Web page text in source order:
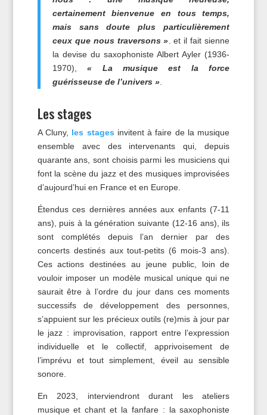
certainement bienvenue en tous temps,
mais sans doute plus particulièrement
ceux que nous traversons » . et il fait sienne
la devise du saxophoniste Albert Ayler (1936-
1970),« La musique est la force
guérisseuse de l’univers ».
Les stages
A Cluny, les stages invitent à faire de la musique
ensemble avec des intervenants qui, depuis
quarante ans, sont choisis parmi les musiciens qui
font la scène du jazz et des musiques improvisées
d’aujourd’hui en France et en Europe.
Étendus ces dernières années aux enfants (7-11
ans), puis à la génération suivante (12-16 ans), ils
sont complétés depuis l’an dernier par des
concerts destinés aux tout-petits (6 mois-3 ans).
Ces actions destinées au jeune public, loin de
vouloir imposer un modèle musical unique qui ne
saurait être à l’ordre du jour dans ces moments
successifs de développement des personnes,
s’appuient sur les précieux outils (re)mis à jour par
le jazz : improvisation, rapport entre l’expression
individuelle et le collectif, apprivoisement de
l’imprévu et tout simplement, éveil au sensible
sonore.
En 2023, interviendront durant les ateliers
musique et chant et la fanfare : la saxophoniste